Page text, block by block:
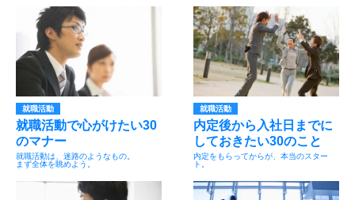
就職活動
就職活動で心がけたい30
のマナー
就職活動は、迷路のようなもの。
まず全体を眺めよう。
就職活動
内定後から入社日までに
しておきたい30のこと
内定をもらってからが、本当のスター
ト。